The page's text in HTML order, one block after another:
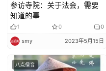
参访寺院：关于法会，需要
知道的事
1 0 0
smy 2023年5月15日
八点僧音